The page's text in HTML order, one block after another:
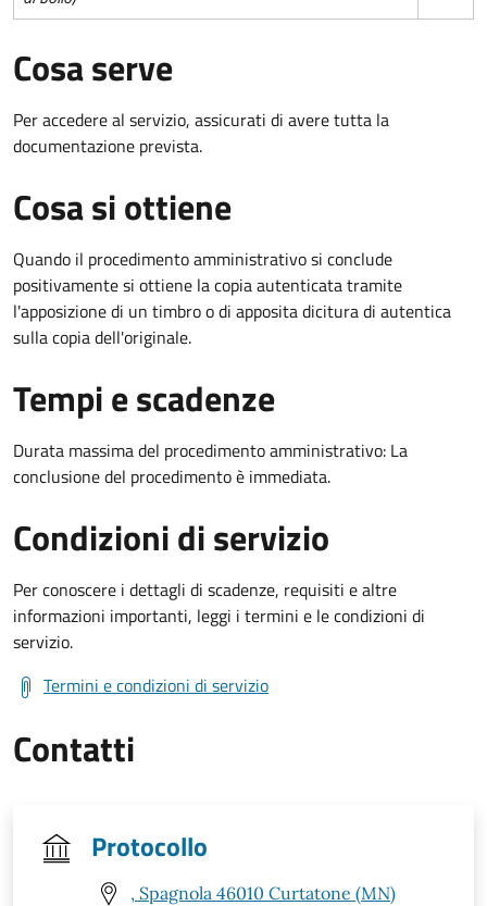
Cosa serve
Per accedere al servizio, assicurati di avere tutta la
documentazione prevista.
Cosa si ottiene
Quando il procedimento amministrativo si conclude
positivamente si ottiene la copia autenticata tramite
l'apposizione di un timbro o di apposita dicitura di autentica
sulla copia dell'originale.
Tempi e scadenze
Durata massima del procedimento amministrativo: La
conclusione del procedimento è immediata.
Condizioni di servizio
Per conoscere i dettagli di scadenze, requisiti e altre
informazioni importanti, leggi i termini e le condizioni di
servizio.
Termini e condizioni di servizio
Contatti
Protocollo
, Spagnola 46010 Curtatone (MN)